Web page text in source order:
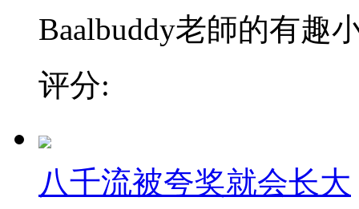
Baalbuddy老師的有趣
评分:
八千流被夸奖就会长大